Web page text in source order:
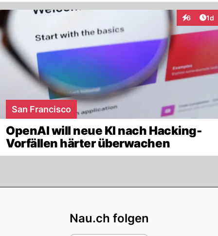
6 1d
San Francisco
OpenAI will neue KI nach Hacking-
Vorfällen härter überwachen
Nau.ch folgen